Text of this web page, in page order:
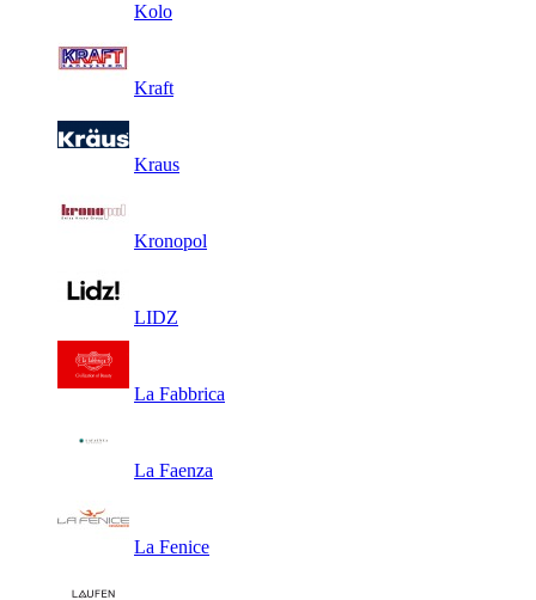
Kolo
Kraft
Kraus
Kronopol
LIDZ
La Fabbrica
La Faenza
La Fenice